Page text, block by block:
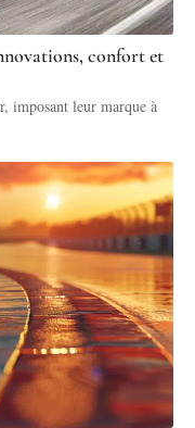
confort et
imposant leur marque à